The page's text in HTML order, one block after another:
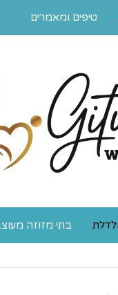
בתי מזוזה
טיפים ומאמרים